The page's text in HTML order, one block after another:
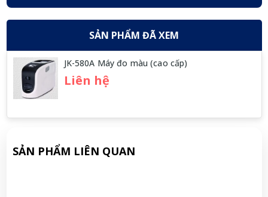
SẢN PHẨM ĐÃ XEM
JK-580A Máy đo màu (cao cấp)
Liên hệ
SẢN PHẨM LIÊN QUAN